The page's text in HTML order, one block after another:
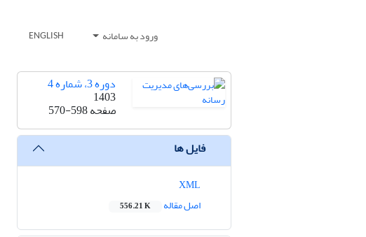
ورود به سامانه ENGLISH
دوره 3، شماره 4
1403
صفحه570-598
فایل ها
اصل مقاله
556.21 K